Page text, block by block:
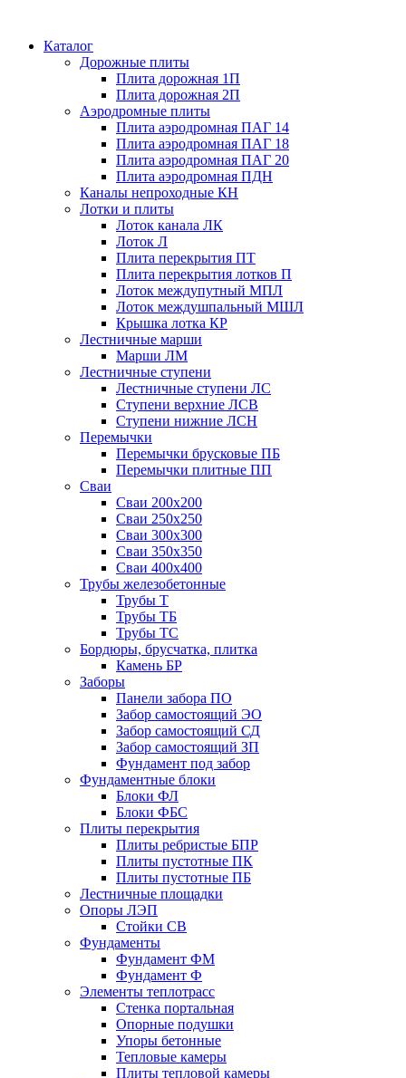
Каталог
Дорожные плиты
Плита дорожная 1П
Плита дорожная 2П
Аэродромные плиты
Плита аэродромная ПАГ 14
Плита аэродромная ПАГ 18
Плита аэродромная ПАГ 20
Плита аэродромная ПДН
Каналы непроходные КН
Лотки и плиты
Лоток канала ЛК
Лоток Л
Плита перекрытия ПТ
Плита перекрытия лотков П
Лоток междупутный МПЛ
Лоток междушпальный МШЛ
Крышка лотка КР
Лестничные марши
Марши ЛМ
Лестничные ступени
Лестничные ступени ЛС
Ступени верхние ЛСВ
Ступени нижние ЛСН
Перемычки
Перемычки брусковые ПБ
Перемычки плитные ПП
Сваи
Сваи 200х200
Сваи 250х250
Сваи 300х300
Сваи 350х350
Сваи 400х400
Трубы железобетонные
Трубы Т
Трубы ТБ
Трубы ТС
Бордюры, брусчатка, плитка
Камень БР
Заборы
Панели забора ПО
Забор самостоящий ЭО
Забор самостоящий СД
Забор самостоящий ЗП
Фyндамент под забор
Фундаментные блоки
Блоки ФЛ
Блоки ФБС
Плиты перекрытия
Плиты ребристые БПР
Плиты пустотные ПК
Плиты пустотные ПБ
Лестничные площадки
Опоры ЛЭП
Стойки СВ
Фундаменты
Фyндамент ФМ
Фyндамент Ф
Элементы теплотрасс
Стенка портальная
Опорные подушки
Упоры бетонные
Тепловые камеры
Плиты тепловой камеры